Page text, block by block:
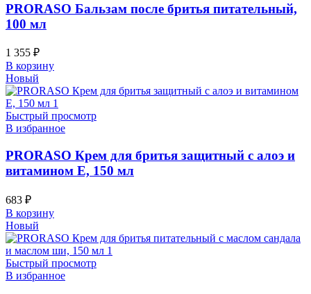
PRORASO Бальзам после бритья питательный,
100 мл
1 355 ₽
В корзину
Новый
Быстрый просмотр
В избранное
PRORASO Крем для бритья защитный с алоэ и
витамином Е, 150 мл
683 ₽
В корзину
Новый
Быстрый просмотр
В избранное